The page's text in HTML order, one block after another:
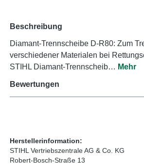
Beschreibung
Diamant-Trennscheibe D-R80: Zum
verschiedener Materialen bei
STIHL Diamant-Trennscheib… Mehr
Bewertungen
Herstellerinformation:
STIHL Vertriebszentrale AG & Co. KG
Robert-Bosch-Straße 13